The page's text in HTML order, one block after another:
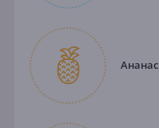
Ананас